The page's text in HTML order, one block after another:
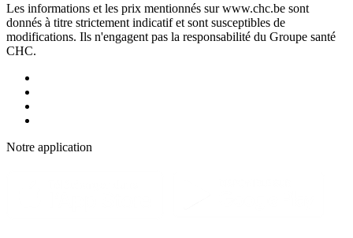
Les informations et les prix mentionnés sur www.chc.be sont
donnés à titre strictement indicatif et sont susceptibles de
modifications. Ils n'engagent pas la responsabilité du Groupe santé
CHC.
Notre application